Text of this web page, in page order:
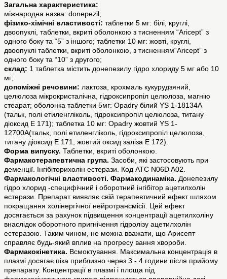
Загальна характеристика:
міжнародна назва: donepezil;
фізико-хімічні властивості: таблетки 5 мг: білі, круглі,
двоопуклі, таблетки, вкриті оболонкою з тисненням “Aricept” з
одного боку та “5” з іншого; таблетки 10 мг: жовті, круглі,
двоопуклі таблетки, вкриті оболонкою, з тисненням“Aricept” з
одного боку та “10” з другого;
склад: 1 таблетка містить донепезилу гідро хлориду 5 мг або 10
мг;
допоміжні речовини: лактоза, крохмаль кукурудзяний,
целюлоза мікрокристалічна, гідроксипропіл целюлоза, магнію
стеарат; оболонка таблетки 5мг: Opadry білий YS 1-18134A
(тальк, полі етиленгліколь, гідроксипропіл целюлоза, титану
діоксид Е 171); таблетка 10 мг: Opadry жовтий YS 1-
12700A(тальк, полі етиленгліколь, гідроксипропіл целюлоза,
титану діоксид Е 171, жовтий оксид заліза Е 172).
Форма випуску. Таблетки, вкриті оболонкою.
Фармакотерапевтична група. Засоби, які застосовують при
деменції. Інгібіторихолін естерази. Код АТС N06D A02.
Фармакологічні властивості. Фармакодинаміка. Донепезилу
гідро хлорид -специфічний і оборотний інгібітор ацетилхолін
естерази. Препарат виявляє свій терапевтичний ефект шляхом
покращання холінергічної нейротрансмісії. Цей ефект
досягається за рахунок підвищення концентрації ацетилхоліну
внаслідок оборотного пригнічення гідролізу ацетилхолін
естеразою. Таким чином, не можна вважати, що Арисепт
справляє будь-який вплив на прогресу вання хвороби.
Фармакокінетика. Всмоктування. Максимальна концентрація в
плазмі досягає піка приблизно через 3 - 4 години після прийому
препарату. Концентрації в плазмі і площа під